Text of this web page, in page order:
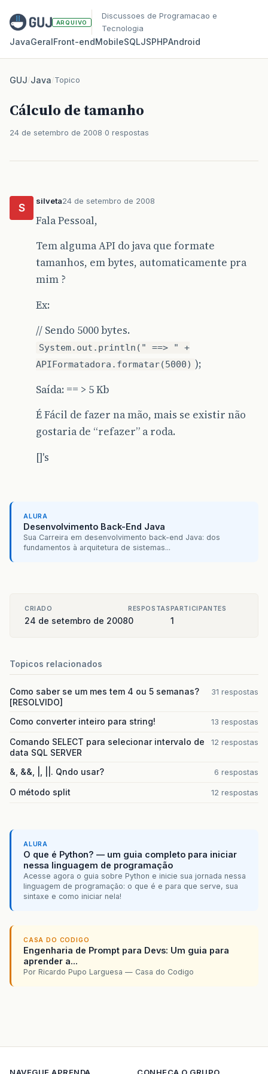
ARQUIVO
Discussoes de Programacao e
Tecnologia
JavaGeralFront‑endMobileSQLJSPHPAndroid
GUJ/Java/Topico
Cálculo de tamanho
24 de setembro de 2008 0 respostas
S
silveta24 de setembro de 2008
Fala Pessoal,
Tem alguma API do java que formate
tamanhos, em bytes, automaticamente pra
mim ?
Ex:
// Sendo 5000 bytes.
System.out.println(" ==> " +
APIFormatadora.formatar(5000) );
Saída: == > 5 Kb
É Fácil de fazer na mão, mais se existir não
gostaria de “refazer” a roda.
[]'s
ALURA
Desenvolvimento Back-End Java
Sua Carreira em desenvolvimento back-end Java: dos
fundamentos à arquitetura de sistemas...
CRIADO
24 de setembro de 2008
RESPOSTAS
0
PARTICIPANTES
1
Topicos relacionados
Como saber se um mes tem 4 ou 5 semanas?
[RESOLVIDO]
31 respostas
Como converter inteiro para string! 13 respostas
Comando SELECT para selecionar intervalo de
data SQL SERVER
12 respostas
&, &&, |, ||. Qndo usar? 6 respostas
O método split 12 respostas
ALURA
O que é Python? — um guia completo para iniciar
nessa linguagem de programação
Acesse agora o guia sobre Python e inicie sua jornada nessa
linguagem de programação: o que é e para que serve, sua
sintaxe e como iniciar nela!
CASA DO CODIGO
Engenharia de Prompt para Devs: Um guia para
aprender a...
Por Ricardo Pupo Larguesa — Casa do Codigo
NAVEGUE APRENDA CONHECA O GRUPO